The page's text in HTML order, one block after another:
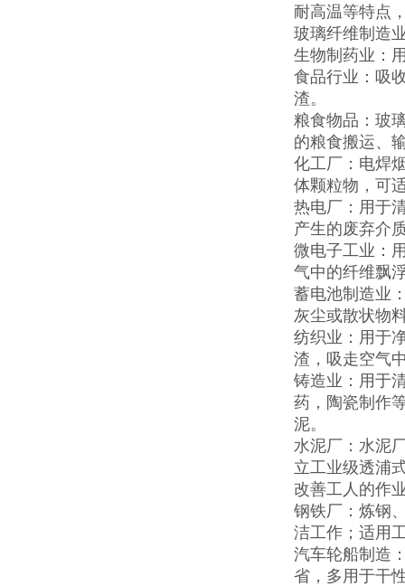
耐高温等特点
玻璃纤维制造
生物制药业：
食品行业：吸
渣。
粮食物品：玻
的粮食搬运、
化工厂：电焊
体颗粒物，可
热电厂：用于
产生的废弃介
微电子工业：
气中的纤维飘
蓄电池制造业
灰尘或散状物
纺织业：用于
渣，吸走空气
铸造业：用于
药，陶瓷制作
泥。
水泥厂：水泥
立工业级透浦
改善工人的作
钢铁厂：炼钢
洁工作；适用
汽车轮船制造
省，多用于干